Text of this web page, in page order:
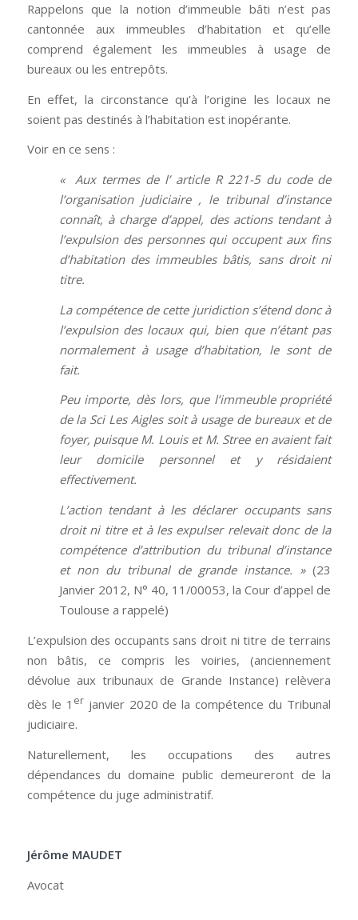
Rappelons que la notion d’immeuble bâti n’est pas
cantonnée aux immeubles d’habitation et qu’elle
comprend également les immeubles à usage de
bureaux ou les entrepôts.
En effet, la circonstance qu’à l’origine les locaux ne
soient pas destinés à l’habitation est inopérante.
Voir en ce sens :
« Aux termes de l’ article R 221-5 du code de
l’organisation judiciaire , le tribunal d’instance
connaît, à charge d’appel, des actions tendant à
l’expulsion des personnes qui occupent aux fins
d’habitation des immeubles bâtis, sans droit ni
titre.
La compétence de cette juridiction s’étend donc à
l’expulsion des locaux qui, bien que n’étant pas
normalement à usage d’habitation, le sont de
fait.
Peu importe, dès lors, que l’immeuble propriété
de la Sci Les Aigles soit à usage de bureaux et de
foyer, puisque M. Louis et M. Stree en avaient fait
leur domicile personnel et y résidaient
effectivement.
L’action tendant à les déclarer occupants sans
droit ni titre et à les expulser relevait donc de la
compétence d’attribution du tribunal d’instance
et non du tribunal de grande instance. »(23
Janvier 2012, N° 40, 11/00053, la Cour d’appel de
Toulouse a rappelé)
L’expulsion des occupants sans droit ni titre de terrains
non bâtis, ce compris les voiries, (anciennement
dévolue aux tribunaux de Grande Instance) relèvera
dès le 1 erjanvier 2020 de la compétence du Tribunal
judiciaire.
Naturellement, les occupations des autres
dépendances du domaine public demeureront de la
compétence du juge administratif.
Jérôme MAUDET
Avocat